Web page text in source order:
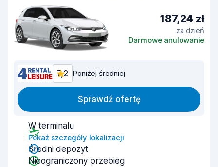
187,24 zł
za dzień
Darmowe anulowanie
7,2 Poniżej średniej
Sprawdź ofertę
W terminalu
Pokaż szczegóły lokalizacji
Średni depozyt
Nieograniczony przebieg